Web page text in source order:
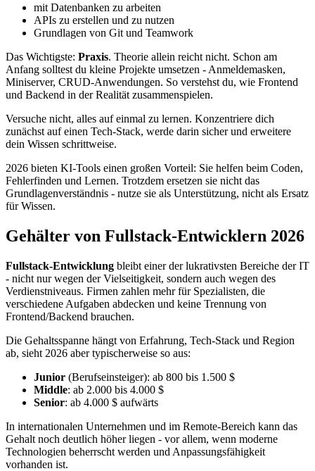
mit Datenbanken zu arbeiten
APIs zu erstellen und zu nutzen
Grundlagen von Git und Teamwork
Das Wichtigste: Praxis. Theorie allein reicht nicht. Schon am
Anfang solltest du kleine Projekte umsetzen - Anmeldemasken,
Miniserver, CRUD-Anwendungen. So verstehst du, wie Frontend
und Backend in der Realität zusammenspielen.
Versuche nicht, alles auf einmal zu lernen. Konzentriere dich
zunächst auf einen Tech-Stack, werde darin sicher und erweitere
dein Wissen schrittweise.
2026 bieten KI-Tools einen großen Vorteil: Sie helfen beim Coden,
Fehlerfinden und Lernen. Trotzdem ersetzen sie nicht das
Grundlagenverständnis - nutze sie als Unterstützung, nicht als Ersatz
für Wissen.
Gehälter von Fullstack-Entwicklern 2026
Fullstack-Entwicklung bleibt einer der lukrativsten Bereiche der IT
- nicht nur wegen der Vielseitigkeit, sondern auch wegen des
Verdienstniveaus. Firmen zahlen mehr für Spezialisten, die
verschiedene Aufgaben abdecken und keine Trennung von
Frontend/Backend brauchen.
Die Gehaltsspanne hängt von Erfahrung, Tech-Stack und Region
ab, sieht 2026 aber typischerweise so aus:
Junior (Berufseinsteiger): ab 800 bis 1.500 $
Middle: ab 2.000 bis 4.000 $
Senior: ab 4.000 $ aufwärts
In internationalen Unternehmen und im Remote-Bereich kann das
Gehalt noch deutlich höher liegen - vor allem, wenn moderne
Technologien beherrscht werden und Anpassungsfähigkeit
vorhanden ist.